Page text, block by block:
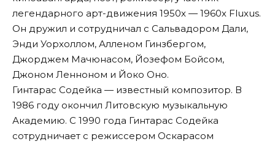
легендарного арт-движения 1950х — 1960х Fluxus.
Он дружил и сотрудничал с Сальвадором Дали,
Энди Уорхоллом, Алленом Гинзбергом,
Джорджем Мачюнасом, Йозефом Бойсом,
Джоном Ленноном и Йоко Оно.
Гинтарас Содейка — известный композитор. В
1986 году окончил Литовскую музыкальную
Академию. С 1990 года Гинтарас Содейка
сотрудничает с режиссером Оскарасом